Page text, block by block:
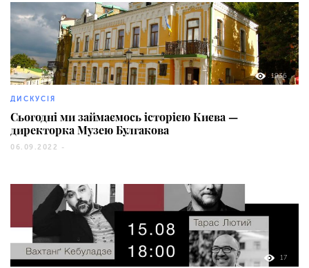
1936
ДИСКУСІЯ
Сьогодні ми займаємось історією Києва —
директорка Музею Булгакова
06.09.2022 -
17